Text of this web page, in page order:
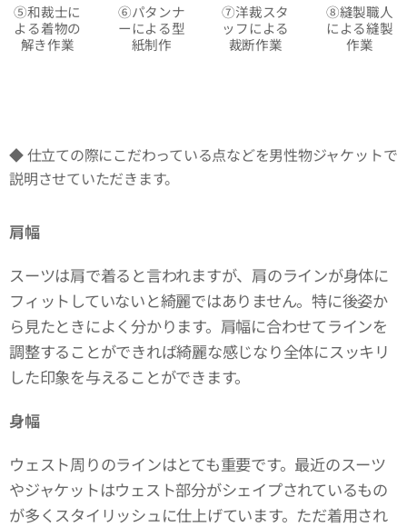
⑤和裁士に
よる着物の
解き作業
⑥パタンナ
ーによる型
紙制作
⑦洋裁スタ
ッフによる
裁断作業
⑧縫製職人
による縫製
作業
◆ 仕立ての際にこだわっている点などを男性物ジャケットで
説明させていただきます。
肩幅
スーツは肩で着ると言われますが、肩のラインが身体に
フィットしていないと綺麗ではありません。特に後姿か
ら見たときによく分かります。肩幅に合わせてラインを
調整することができれば綺麗な感じなり全体にスッキリ
した印象を与えることができます。
身幅
ウェスト周りのラインはとても重要です。最近のスーツ
やジャケットはウェスト部分がシェイプされているもの
が多くスタイリッシュに仕上げています。ただ着用され